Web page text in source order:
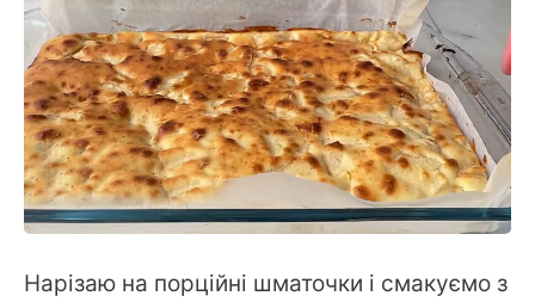
Нарізаю на порційні шматочки і смакуємо з